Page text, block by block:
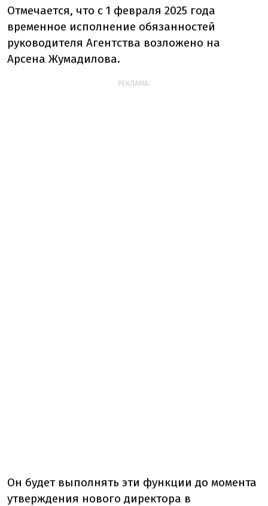
Отмечается, что с 1 февраля 2025 года
временное исполнение обязанностей
руководителя Агентства возложено на
Арсена Жумадилова.
РЕКЛАМА:
Он будет выполнять эти функции до момента
утверждения нового директора в